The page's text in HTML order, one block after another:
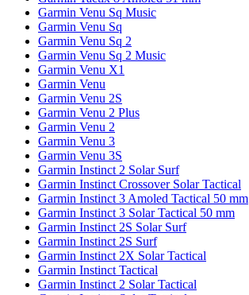
Garmin Venu Sq Music
Garmin Venu Sq
Garmin Venu Sq 2
Garmin Venu Sq 2 Music
Garmin Venu X1
Garmin Venu
Garmin Venu 2S
Garmin Venu 2 Plus
Garmin Venu 2
Garmin Venu 3
Garmin Venu 3S
Garmin Instinct 2 Solar Surf
Garmin Instinct Crossover Solar Tactical
Garmin Instinct 3 Amoled Tactical 50 mm
Garmin Instinct 3 Solar Tactical 50 mm
Garmin Instinct 2S Solar Surf
Garmin Instinct 2S Surf
Garmin Instinct 2X Solar Tactical
Garmin Instinct Tactical
Garmin Instinct 2 Solar Tactical